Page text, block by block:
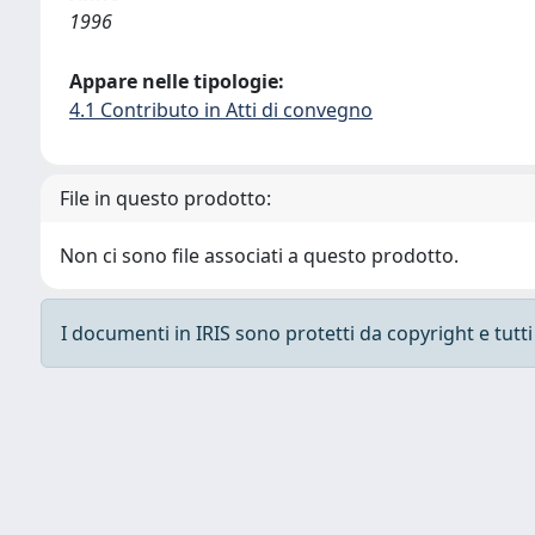
1996
Appare nelle tipologie:
4.1 Contributo in Atti di convegno
File in questo prodotto:
Non ci sono file associati a questo prodotto.
I documenti in IRIS sono protetti da copyright e